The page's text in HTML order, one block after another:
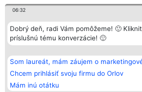
06:32
Dobrý deň, radi Vám pomôžeme! 🙂
príslušnú tému konverzácie! 🙂
Som laureát, mám záujem o
Chcem prihlásiť svoju firmu do Orlov
Mám inú otátku
Organizátor hodnotenia
Bright Side Solutions sp. z o.
o. sp. k.
Wrocław 50-079
KRS 0000749100 | Regon
381313360 | NIP 8943132676
+48 508 492 400
Hodnotenie
Laureáti
Lista
Laureatów
Podmienky
Obchodné
podmienky